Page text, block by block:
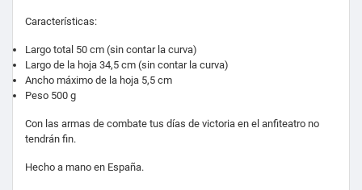
Características:
Largo total 50 cm (sin contar la curva)
Largo de la hoja 34,5 cm (sin contar la curva)
Ancho máximo de la hoja 5,5 cm
Peso 500 g
Con las armas de combate tus días de victoria en el anfiteatro no
tendrán fin.
Hecho a mano en España.